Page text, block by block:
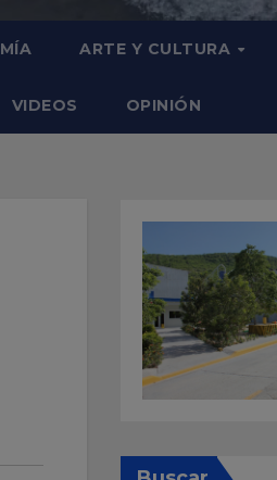
ARTE Y CULTURA
VIDEOS OPINIÓN